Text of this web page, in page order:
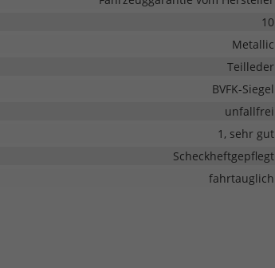
10
Metallic
Teilleder
BVFK-Siegel
unfallfrei
1, sehr gut
Scheckheftgepflegt
fahrtauglich